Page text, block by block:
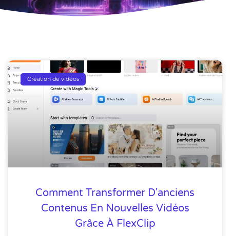
Création de vidéos
Comment Transformer D'anciens
Contenus En Nouvelles Vidéos
Grâce À FlexClip